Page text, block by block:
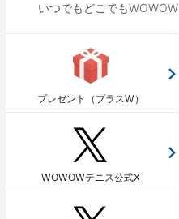
いつでもどこでも
プレゼント（プラスW）
WOWOWテニス公式X